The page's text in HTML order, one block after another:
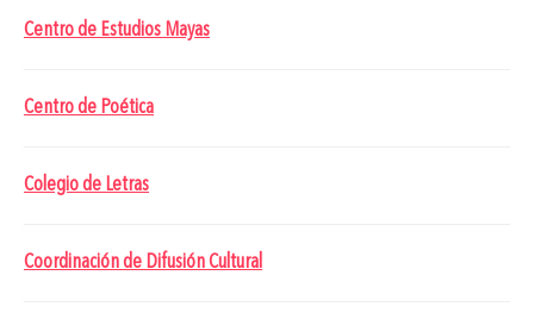
Centro de Estudios Mayas
Centro de Poética
Colegio de Letras
Coordinación de Difusión Cultural